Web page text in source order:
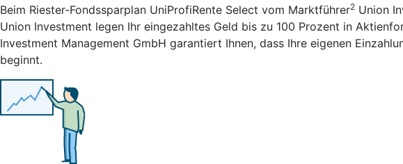
Beim Riester-Fondssparplan UniProfiRente Select vom Marktführer2 Union
Union Investment legen Ihr eingezahltes Geld bis zu 100 Prozent in
Investment Management GmbH garantiert Ihnen, dass Ihre eigenen
beginnt.